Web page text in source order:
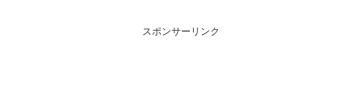
スポンサーリンク